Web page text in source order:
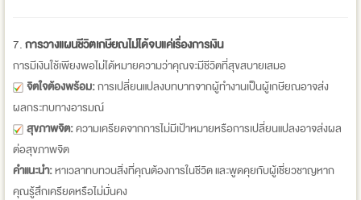
7.การวางแผนชีวิตเกษียณไม่ได้จบแค่เรื่องการเงิน
การมีเงินใช้เพียงพอไม่ได้หมายความว่าคุณจะมีชีวิตที่สุขสบายเสมอ
จิตใจต้องพร้อม:การเปลี่ยนแปลงบทบาทจากผู้ทำงานเป็นผู้เกษียณอาจส่ง
ผลกระทบทางอารมณ์
สุขภาพจิต:ความเครียดจากการไม่มีเป้าหมายหรือการเปลี่ยนแปลงอาจส่งผล
ต่อสุขภาพจิต
คำแนะนำ:หาเวลาทบทวนสิ่งที่คุณต้องการในชีวิต และพูดคุยกับผู้เชี่ยวชาญหาก
คุณรู้สึกเครียดหรือไม่มั่นคง